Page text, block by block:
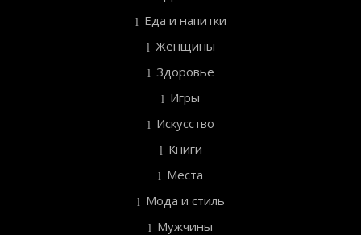
Еда и напитки
Женщины
Здоровье
Игры
Искусство
Книги
Места
Мода и стиль
Мужчины